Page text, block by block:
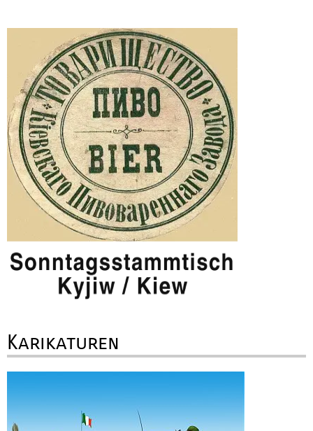
Karikaturen